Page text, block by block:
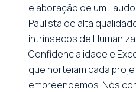
elaboração de um
Paulista de alta
intrínsecos de
Confidencialidade e
que norteiam cada
empreendemos. Nós